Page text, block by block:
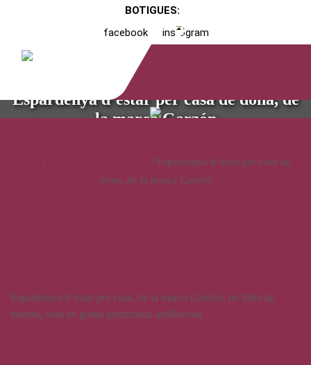
BOTIGUES:
facebook
instagram
Espardenya d’estar per casa de dona, de
la marca Garzón
/ / /
/ Espardenya d’estar per casa de
dona, de la marca Garzón
Espardenya d’estar per casa, de la marca Garzón, de fibra de
bambú, sola de goma perfumada antilliscant